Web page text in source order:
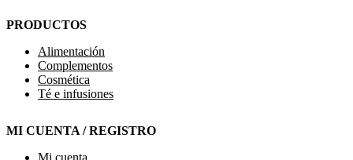
PRODUCTOS
Alimentación
Complementos
Cosmética
Té e infusiones
MI CUENTA / REGISTRO